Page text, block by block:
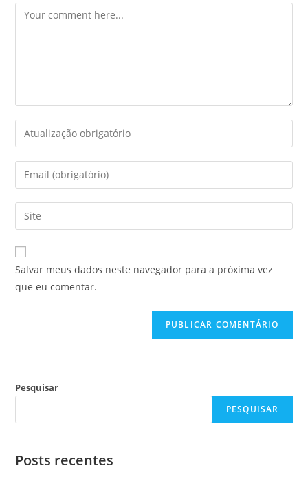
Salvar meus dados neste navegador para a próxima vez
que eu comentar.
Pesquisar
PESQUISAR
Posts recentes